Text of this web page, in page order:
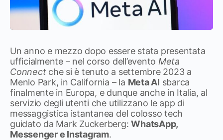
Un anno e mezzo dopo essere stata presentata
ufficialmente – nel corso dell’evento Meta
Connectche si è tenuto a settembre 2023 a
Menlo Park, in California – la Meta AI sbarca
finalmente in Europa, e dunque anche in Italia, al
servizio degli utenti che utilizzano le app di
messaggistica istantanea del colosso tech
guidato da Mark Zuckerberg:WhatsApp,
Messenger e Instagram.